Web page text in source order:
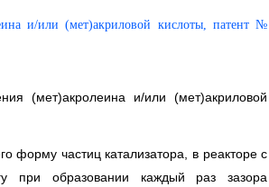
(мет)акролеина и/или (мет)акриловой
форму частиц катализатора, в реакторе с
при образовании каждый раз зазора